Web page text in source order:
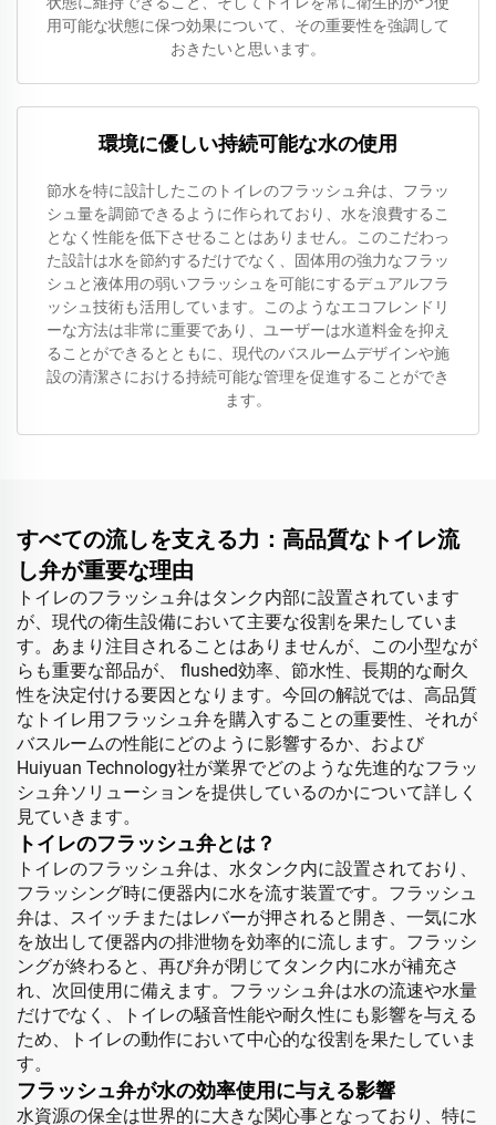
用可能な状態に保つ効果について、その重要性を強調して
おきたいと思います。
環境に優しい持続可能な水の使用
節水を特に設計したこのトイレのフラッシュ弁は、フラッ
シュ量を調節できるように作られており、水を浪費するこ
となく性能を低下させることはありません。このこだわっ
た設計は水を節約するだけでなく、固体用の強力なフラッ
シュと液体用の弱いフラッシュを可能にするデュアルフラ
ッシュ技術も活用しています。このようなエコフレンドリ
ーな方法は非常に重要であり、ユーザーは水道料金を抑え
ることができるとともに、現代のバスルームデザインや施
設の清潔さにおける持続可能な管理を促進することができ
ます。
すべての流しを支える力：高品質なトイレ流
し弁が重要な理由
トイレのフラッシュ弁はタンク内部に設置されています
が、現代の衛生設備において主要な役割を果たしていま
す。あまり注目されることはありませんが、この小型なが
らも重要な部品が、 flushed効率、節水性、長期的な耐久
性を決定付ける要因となります。今回の解説では、高品質
なトイレ用フラッシュ弁を購入することの重要性、それが
バスルームの性能にどのように影響するか、および
Huiyuan Technology社が業界でどのような先進的なフラッ
シュ弁ソリューションを提供しているのかについて詳しく
見ていきます。
トイレのフラッシュ弁とは？
トイレのフラッシュ弁は、水タンク内に設置されており、
フラッシング時に便器内に水を流す装置です。フラッシュ
弁は、スイッチまたはレバーが押されると開き、一気に水
を放出して便器内の排泄物を効率的に流します。フラッシ
ングが終わると、再び弁が閉じてタンク内に水が補充さ
れ、次回使用に備えます。フラッシュ弁は水の流速や水量
だけでなく、トイレの騒音性能や耐久性にも影響を与える
ため、トイレの動作において中心的な役割を果たしていま
す。
フラッシュ弁が水の効率使用に与える影響
水資源の保全は世界的に大きな関心事となっており、特に